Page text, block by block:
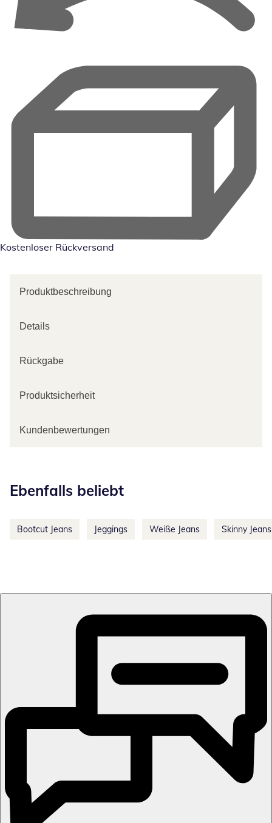
Kostenloser Rückversand
Produktbeschreibung
Details
Rückgabe
Produktsicherheit
Kundenbewertungen
Ebenfalls beliebt
Bootcut Jeans Jeggings Weiße Jeans Skinny Jeans